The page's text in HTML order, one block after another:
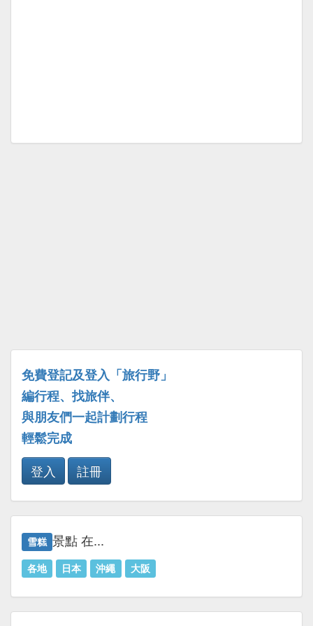
免費登記及登入「旅行野」
編行程、找旅伴、
與朋友們一起計劃行程
輕鬆完成
登入
註冊
雪糕 景點 在...
各地 日本 沖繩 大阪